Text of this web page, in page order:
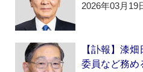
2026年03月19
【訃報】漆
委員など務め